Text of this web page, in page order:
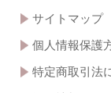
サイトマップ
個人情報保護
特定商取引法